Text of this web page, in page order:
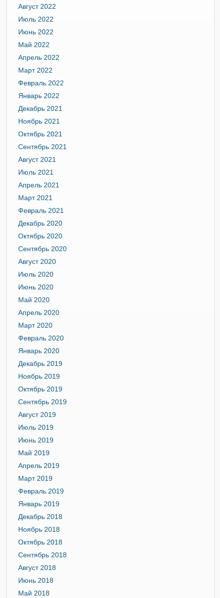
Август 2022
Июль 2022
Июнь 2022
Май 2022
Апрель 2022
Март 2022
Февраль 2022
Январь 2022
Декабрь 2021
Ноябрь 2021
Октябрь 2021
Сентябрь 2021
Август 2021
Июль 2021
Апрель 2021
Март 2021
Февраль 2021
Декабрь 2020
Октябрь 2020
Сентябрь 2020
Август 2020
Июль 2020
Июнь 2020
Май 2020
Апрель 2020
Март 2020
Февраль 2020
Январь 2020
Декабрь 2019
Ноябрь 2019
Октябрь 2019
Сентябрь 2019
Август 2019
Июль 2019
Июнь 2019
Май 2019
Апрель 2019
Март 2019
Февраль 2019
Январь 2019
Декабрь 2018
Ноябрь 2018
Октябрь 2018
Сентябрь 2018
Август 2018
Июнь 2018
Май 2018